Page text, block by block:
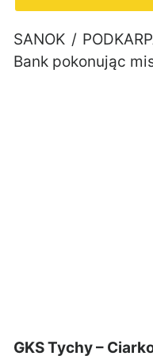
SANOK /
Bank pokonując
GKS Tychy –